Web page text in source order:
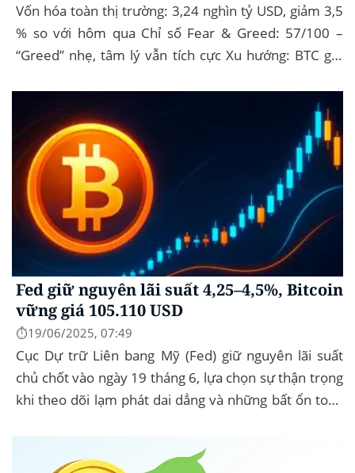
Vốn hóa toàn thị trường: 3,24 nghìn tỷ USD, giảm 3,5
% so với hôm qua Chỉ số Fear & Greed: 57/100 –
“Greed” nhẹ, tâm lý vẫn tích cực Xu hướng: BTC giữ
Fed giữ nguyên lãi suất 4,25–4,5%, Bitcoin
vững giá 105.110 USD
⏱️19/06/2025, 07:49
Cục Dự trữ Liên bang Mỹ (Fed) giữ nguyên lãi suất
chủ chốt vào ngày 19 tháng 6, lựa chọn sự thận trọng
khi theo dõi lạm phát dai dẳng và những bất ổn toàn